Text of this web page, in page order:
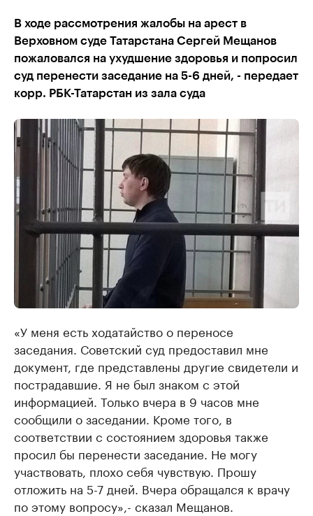
В ходе рассмотрения жалобы на арест в
Верховном суде Татарстана Сергей Мещанов
пожаловался на ухудшение здоровья и попросил
суд перенести заседание на 5-6 дней, - передает
корр. РБК-Татарстан из зала суда
«У меня есть ходатайство о переносе
заседания. Советский суд предоставил мне
документ, где представлены другие свидетели и
пострадавшие. Я не был знаком с этой
информацией. Только вчера в 9 часов мне
сообщили о заседании. Кроме того, в
соответствии с состоянием здоровья также
просил бы перенести заседание. Не могу
участвовать, плохо себя чувствую. Прошу
отложить на 5-7 дней. Вчера обращался к врачу
по этому вопросу»,- сказал Мещанов.